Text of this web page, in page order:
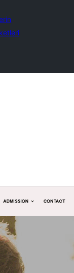
Sürüm
Son güncellenme
Aktif kurulumlar
PHP sürümü
Tema ana sayfası